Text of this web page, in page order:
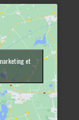
et